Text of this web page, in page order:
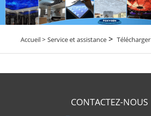
Accueil > Service et assistance> Télécharger
CONTACTEZ-NOUS